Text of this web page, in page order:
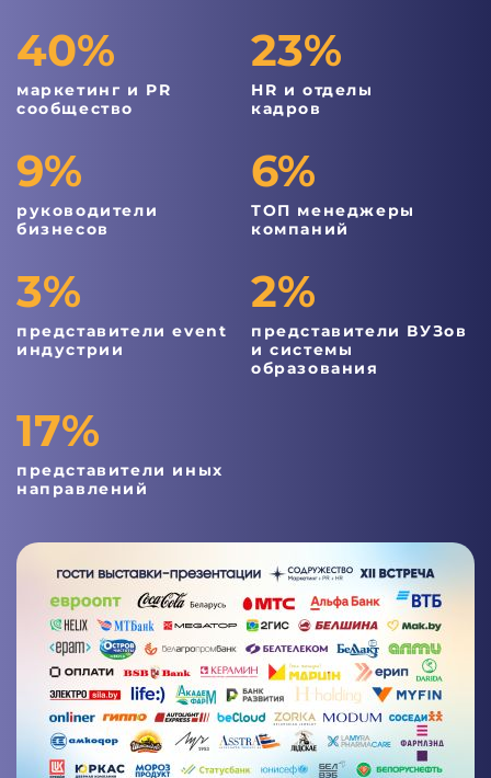
40%
маркетинг и PR
сообщество
23%
HR и отделы
кадров
9%
руководители
бизнесов
6%
ТОП менеджеры
компаний
3%
представители event
индустрии
2%
представители ВУЗов
и системы
образования
17%
представители иных
направлений